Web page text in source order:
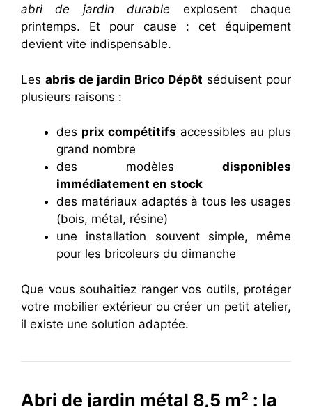
abri de jardin durable explosent chaque
printemps. Et pour cause : cet équipement
devient vite indispensable.
Les abris de jardin Brico Dépôt séduisent pour
plusieurs raisons :
des prix compétitifs accessibles au plus
grand nombre
des modèles disponibles
immédiatement en stock
des matériaux adaptés à tous les usages
(bois, métal, résine)
une installation souvent simple, même
pour les bricoleurs du dimanche
Que vous souhaitiez ranger vos outils, protéger
votre mobilier extérieur ou créer un petit atelier,
il existe une solution adaptée.
Abri de jardin métal 8,5 m² : la